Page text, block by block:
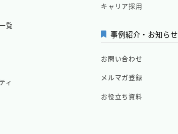
覧
ィ
キャリア採用
事例紹介・お知らせ
お問い合わせ
メルマガ登録
お役立ち資料